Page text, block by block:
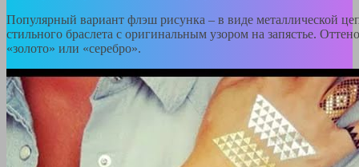
Популярный вариант флэш рисунка – в виде металлической
стильного браслета с оригинальным узором на запястье.
«золото» или «серебро».